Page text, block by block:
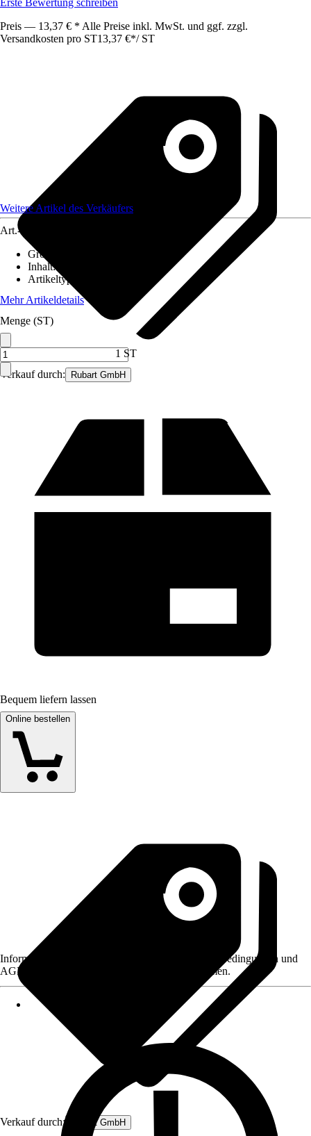
Erste Bewertung schreiben
Preis — 13,37 € * Alle Preise inkl. MwSt. und ggf. zzgl.
Versandkosten pro ST13,37 €*/ ST
Verkauf durch: Rubart GmbH
Weitere Artikel des Verkäufers
Art.-Nr.
Größe
Inhalt:
Artikeltyp
Mehr Artikeldetails
Menge (ST)
1 ST
Bequem liefern lassen
Online bestellen
Verkauf durch: Rubart GmbH
Informationen des Verkäufers, wie z. B. Rückgabebedingungen und
AGB, finden Sie bei Klick auf den Verkäufernamen.